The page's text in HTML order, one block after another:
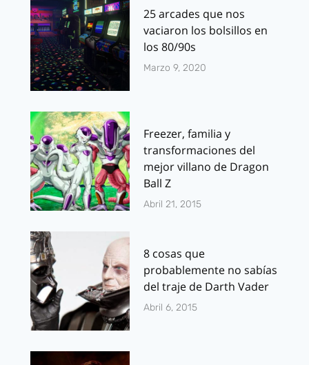
25 arcades que nos
vaciaron los bolsillos en
los 80/90s
Marzo 9, 2020
Freezer, familia y
transformaciones del
mejor villano de Dragon
Ball Z
Abril 21, 2015
8 cosas que
probablemente no sabías
del traje de Darth Vader
Abril 6, 2015